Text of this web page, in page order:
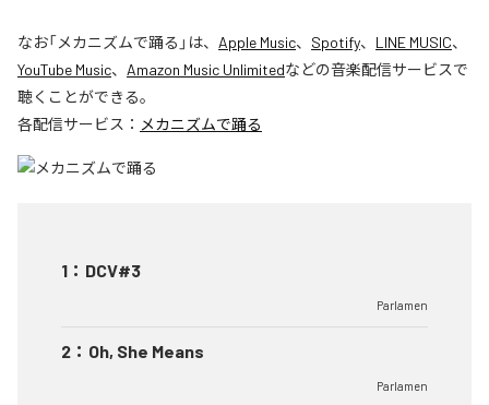
なお「メカニズムで踊る 」は、 Apple Music、 Spotify、 LINE MUSIC、
YouTube Music、 Amazon Music Unlimitedなどの音楽配信サービスで
聴くことができる。
各配信サービス： メカニズムで踊る
1 ： DCV#3
Parlamen
2 ： Oh, She Means
Parlamen